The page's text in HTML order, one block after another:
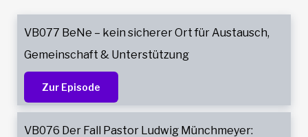
VB077 BeNe – kein sicherer Ort für Austausch,
Gemeinschaft & Unterstützung
Zur Episode
VB076 Der Fall Pastor Ludwig Münchmeyer: